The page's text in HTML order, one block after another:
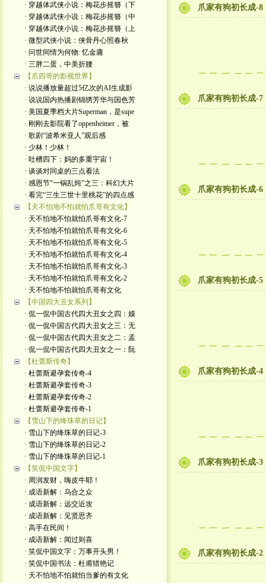
· 穿越体武侠小说：梅花步摇簪（下
· 穿越体武侠小说：梅花步摇簪（中
· 穿越体武侠小说：梅花步摇簪（上
· 微型武侠小说：侠骨丹心照春秋
· 问世间情为何物: 忆金庸
· 三胖二蛋，中美折腰
【爪四哥的影视世界】
· 说说播放量超过5亿次的AI生成影
· 说说国内热播剧锦绣芳华与国色芳
· 美国夏季档大片Superman，是supe
· 刚刚去影院看了oppenheimer，被
· 歌剧“波希米亚人”观后感
· 少林！少林！
· 吐槽四下：妈的多重宇宙！
· 谈谈对同桌的三点看法
· 感恩节“一锅乱炖”之三：科幻大片
· 看完“三生三世十里桃花”的四点感
【天不怕地不怕就怕爪哥有文化】
· 天不怕地不怕就怕爪哥有文化-7
· 天不怕地不怕就怕爪哥有文化-6
· 天不怕地不怕就怕爪哥有文化-5
· 天不怕地不怕就怕爪哥有文化-4
· 天不怕地不怕就怕爪哥有文化-3
· 天不怕地不怕就怕爪哥有文化-2
· 天不怕地不怕就怕爪哥有文化
【中国四大丑女系列】
· 侃一侃中国古代四大丑女之四：嫫
· 侃一侃中国古代四大丑女之三：无
· 侃一侃中国古代四大丑女之二：孟
· 侃一侃中国古代四大丑女之一：阮
【杜蕾斯传奇】
· 杜蕾斯避孕套传奇-4
· 杜蕾斯避孕套传奇-3
· 杜蕾斯避孕套传奇-2
· 杜蕾斯避孕套传奇-1
【雪山下的绛珠草的日记】
· 雪山下的绛珠草的日记-3
· 雪山下的绛珠草的日记-2
· 雪山下的绛珠草的日记-1
【笑侃中国文字】
· 周润发财，嗨皮牛耶！
· 成语新解：乌合之众
· 成语新解：远交近攻
· 成语新解：见贤思齐
· 高手在民间！
· 成语新解：闻过则喜
· 笑侃中国文字：万事开头男！
· 笑侃中国书法：杜甫猎艳记
· 天不怕地不怕就怕当爹的有文化
爪家有狗初长成-8
爪家有狗初长成-7
爪家有狗初长成-6
爪家有狗初长成-5
爪家有狗初长成-4
爪家有狗初长成-3
爪家有狗初长成-2